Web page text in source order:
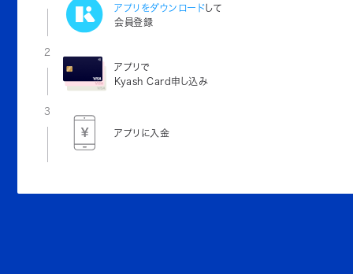
アプリをダウンロードして
会員登録
2
アプリで
Kyash Card申し込み
3
アプリに入金